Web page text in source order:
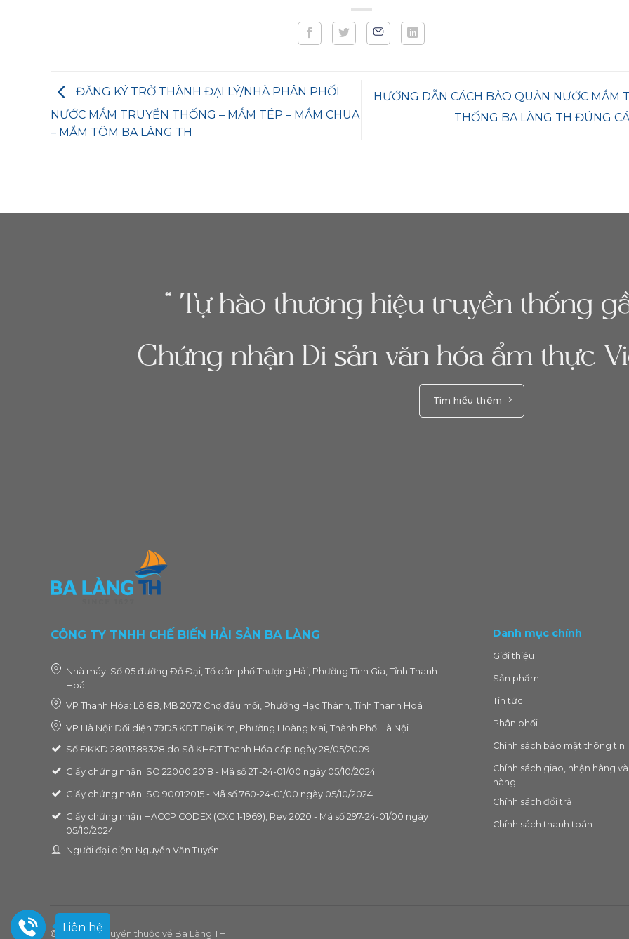
ĐĂNG KÝ TRỞ THÀNH ĐẠI LÝ/NHÀ PHÂN PHỐI
NƯỚC MẮM TRUYỀN THỐNG – MẮM TÉP – MẮM CHUA
– MẮM TÔM BA LÀNG TH
HƯỚNG DẪN CÁCH BẢO QUẢN NƯỚC MẮM
THỐNG BA LÀNG TH ĐÚNG
“ Tự hào thương hiệu truyền thống
Chứng nhận Di sản văn hóa ẩm thực
Tìm hiểu thêm
CÔNG TY TNHH CHẾ BIẾN HẢI SẢN BA LÀNG
Nhà máy: Số 05 đường Đỗ Đại, Tổ dân phố Thượng Hải, Phường Tĩnh Gia, Tỉnh Thanh
Hoá
VP Thanh Hóa: Lô 88, MB 2072 Chợ đầu mối, Phường Hạc Thành, Tỉnh Thanh Hoá
VP Hà Nội: Đối diện 79D5 KĐT Đại Kim, Phường Hoàng Mai, Thành Phố Hà Nội
Số ĐKKD 2801389328 do Sở KHĐT Thanh Hóa cấp ngày 28/05/2009
Giấy chứng nhận ISO 22000:2018 - Mã số 211-24-01/00 ngày 05/10/2024
Giấy chứng nhận ISO 9001:2015 - Mã số 760-24-01/00 ngày 05/10/2024
Giấy chứng nhận HACCP CODEX (CXC 1-1969), Rev 2020 - Mã số 297-24-01/00 ngày
05/10/2024
Người đại diện: Nguyễn Văn Tuyến
Danh mục chính
Giới thiệu
Sản phẩm
Tin tức
Phân phối
Chính sách bảo mật thông tin
Chính sách giao, nhận hàng
hàng
Chính sách đổi trả
Chính sách thanh toán
© 2026 Bản quyền thuộc về Ba Làng TH.
Liên hệ